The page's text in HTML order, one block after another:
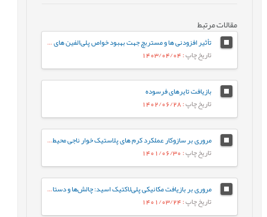
مقالات مرتبط
تأثیر افزودنی ها و مستربچ جهت بهبود خواص پلی‌الفین های بازیافت‌شده
تاریخ چاپ: 1403/04/04
بازیافت تایرهای فرسوده
تاریخ چاپ: 1402/06/28
مروری بر سازوکار عملکرد کرم های پلاستيک خوار ناجی محيط زیست
تاریخ چاپ: 1401/06/30
مروری بر بازیافت مکانیکی پلی‌لاکتیک اسید: چالش‌ها و دستاوردهای اخیر
تاریخ چاپ: 1401/03/24